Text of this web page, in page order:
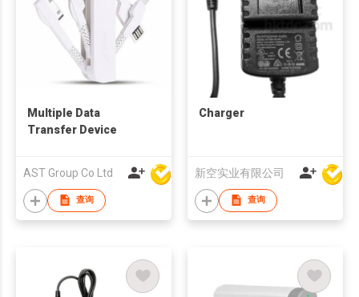
Multiple Data
Transfer Device
AST Group Co Ltd
查询
Charger
新空实业有限公司
查询